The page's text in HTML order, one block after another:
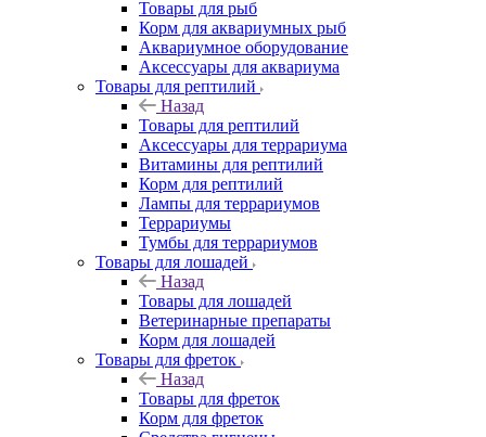
Товары для рыб
Корм для аквариумных рыб
Аквариумное оборудование
Аксессуары для аквариума
Товары для рептилий
Назад
Товары для рептилий
Аксессуары для террариума
Витамины для рептилий
Корм для рептилий
Лампы для террариумов
Террариумы
Тумбы для террариумов
Товары для лошадей
Назад
Товары для лошадей
Ветеринарные препараты
Корм для лошадей
Товары для фреток
Назад
Товары для фреток
Корм для фреток